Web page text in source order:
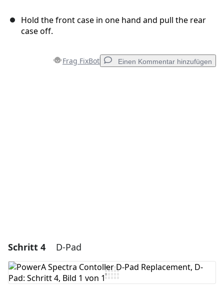
Hold the front case in one hand and pull the rear
case off.
Frag FixBot Einen Kommentar hinzufügen
Schritt 4 D-Pad